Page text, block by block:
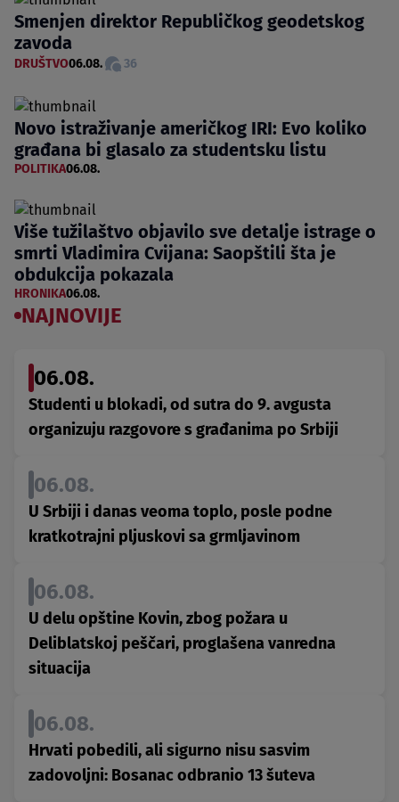
Smenjen direktor Republičkog geodetskog
zavoda
DRUŠTVO06.08. 36
Novo istraživanje američkog IRI: Evo koliko
građana bi glasalo za studentsku listu
POLITIKA06.08.
Više tužilaštvo objavilo sve detalje istrage o
smrti Vladimira Cvijana: Saopštili šta je
obdukcija pokazala
HRONIKA06.08.
NAJNOVIJE
06.08.
Studenti u blokadi, od sutra do 9. avgusta
organizuju razgovore s građanima po Srbiji
06.08.
U Srbiji i danas veoma toplo, posle podne
kratkotrajni pljuskovi sa grmljavinom
06.08.
U delu opštine Kovin, zbog požara u
Deliblatskoj peščari, proglašena vanredna
situacija
06.08.
Hrvati pobedili, ali sigurno nisu sasvim
zadovoljni: Bosanac odbranio 13 šuteva